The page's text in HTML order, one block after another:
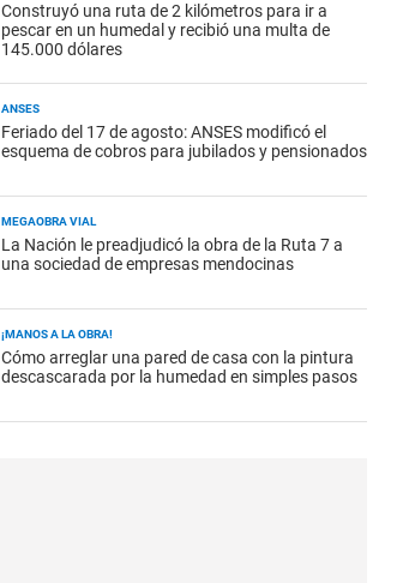
Construyó una ruta de 2 kilómetros para ir a
pescar en un humedal y recibió una multa de
145.000 dólares
ANSES
Feriado del 17 de agosto: ANSES modificó el
esquema de cobros para jubilados y pensionados
MEGAOBRA VIAL
La Nación le preadjudicó la obra de la Ruta 7 a
una sociedad de empresas mendocinas
¡MANOS A LA OBRA!
Cómo arreglar una pared de casa con la pintura
descascarada por la humedad en simples pasos